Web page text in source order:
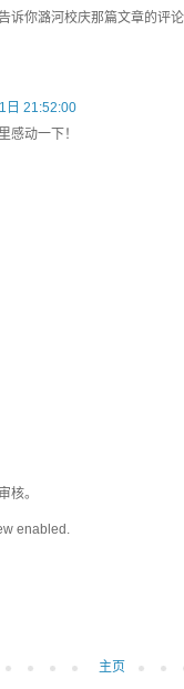
诉你潞河校庆那篇文章的评
日 21:52:00
感动一下！
核。
enabled.
主页